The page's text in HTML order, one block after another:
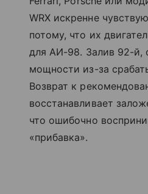
WRX искренне
потому, что их
для АИ-98. Залив 92-
мощности из-за
Возврат к
восстанавливает
что ошибочно
«прибавка».